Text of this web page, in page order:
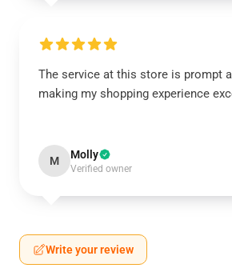
The service at this store is prompt
making my shopping experience
M Molly
Verified owner
Write your review